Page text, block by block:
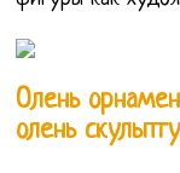
Олень
олень